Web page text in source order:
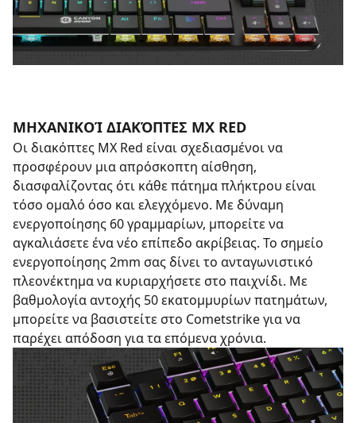
ΜΗΧΑΝΙΚΟΊ ΔΙΑΚΌΠΤΕΣ MX RED
Οι διακόπτες MX Red είναι σχεδιασμένοι να
προσφέρουν μια απρόσκοπτη αίσθηση,
διασφαλίζοντας ότι κάθε πάτημα πλήκτρου είναι
τόσο ομαλό όσο και ελεγχόμενο. Με δύναμη
ενεργοποίησης 60 γραμμαρίων, μπορείτε να
αγκαλιάσετε ένα νέο επίπεδο ακρίβειας. Το σημείο
ενεργοποίησης 2mm σας δίνει το ανταγωνιστικό
πλεονέκτημα να κυριαρχήσετε στο παιχνίδι. Με
βαθμολογία αντοχής 50 εκατομμυρίων πατημάτων,
μπορείτε να βασιστείτε στο Cometstrike για να
παρέχει απόδοση για τα επόμενα χρόνια.